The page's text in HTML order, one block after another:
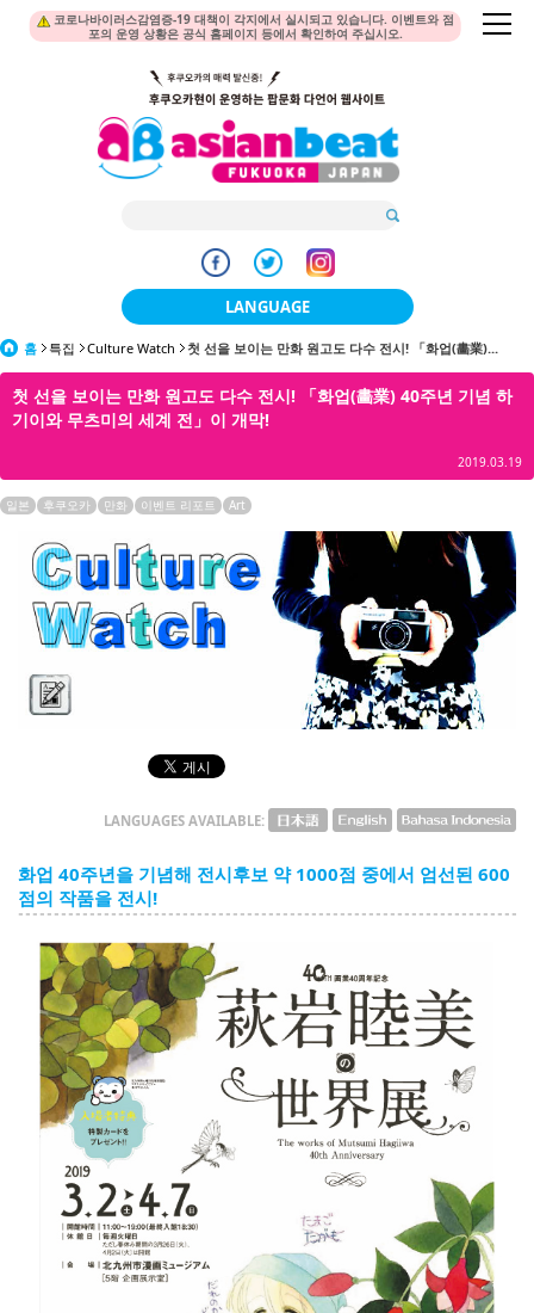
코로나바이러스감염증-19 대책이 각지에서 실시되고 있습니다. 이벤트와 점
포의 운영 상황은 공식 홈페이지 등에서 확인하여 주십시오.
LANGUAGE
日本語
한국어
繁體中文
English
ภาษาไทย
Bahasa Indonesia
홈 특집 Culture Watch 첫 선을 보이는 만화 원고도 다수 전시! 「화업(畵業)...
첫 선을 보이는 만화 원고도 다수 전시! 「화업(畵業) 40주년 기념 하
기이와 무츠미의 세계 전」이 개막!
2019.03.19
일본 후쿠오카 만화 이벤트 리포트 Art
Culture Watch
LANGUAGES AVAILABLE:
화업 40주년을 기념해 전시후보 약 1000점 중에서 엄선된 600
점의 작품을 전시!